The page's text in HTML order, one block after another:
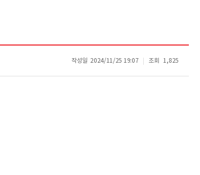
작성일 2024/11/25 19:07 조회 1,825